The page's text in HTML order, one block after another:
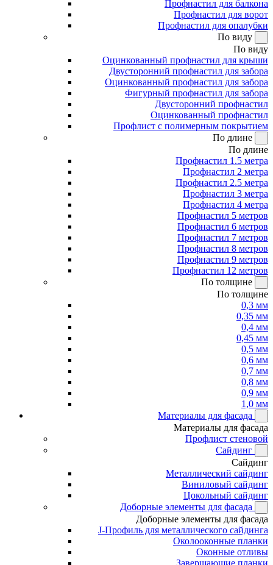
Профнастил для балкона
Профнастил для ворот
Профнастил для опалубки
По виду
По виду
Оцинкованный профнастил для крыши
Двусторонний профнастил для забора
Оцинкованный профнастил для забора
Фигурный профнастил для забора
Двусторонний профнастил
Оцинкованный профнастил
Профлист с полимерным покрытием
По длине
По длине
Профнастил 1.5 метра
Профнастил 2 метра
Профнастил 2.5 метра
Профнастил 3 метра
Профнастил 4 метра
Профнастил 5 метров
Профнастил 6 метров
Профнастил 7 метров
Профнастил 8 метров
Профнастил 9 метров
Профнастил 12 метров
По толщине
По толщине
0,3 мм
0,35 мм
0,4 мм
0,45 мм
0,5 мм
0,6 мм
0,7 мм
0,8 мм
0,9 мм
1,0 мм
Материалы для фасада
Материалы для фасада
Профлист стеновой
Сайдинг
Сайдинг
Металлический сайдинг
Виниловый сайдинг
Цокольный сайдинг
Доборные элементы для фасада
Доборные элементы для фасада
J-Профиль для металлического сайдинга
Околооконные планки
Оконные отливы
Завершающие планки